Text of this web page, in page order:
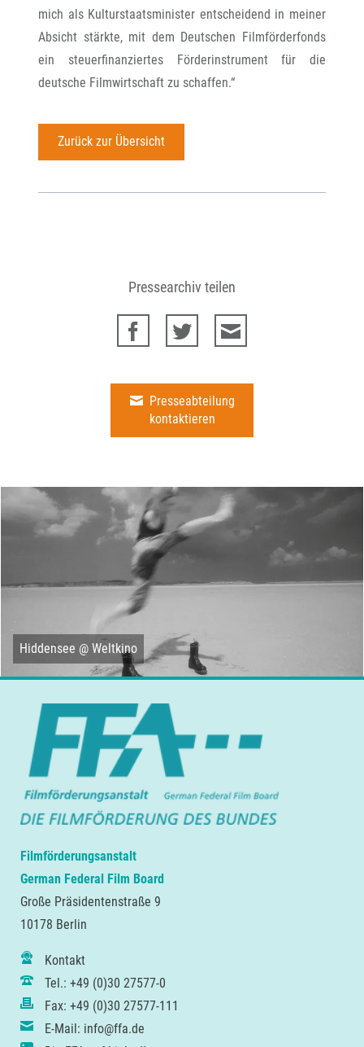
mich als Kulturstaatsminister entscheidend in meiner
Absicht stärkte, mit dem Deutschen Filmförderfonds
ein steuerfinanziertes Förderinstrument für die
deutsche Filmwirtschaft zu schaffen.“
Zurück zur Übersicht
Pressearchiv teilen
Presseabteilung
kontaktieren
Hiddensee @ Weltkino
Filmförderungsanstalt
German Federal Film Board
Große Präsidentenstraße 9
10178 Berlin
Kontakt
Tel.: +49 (0)30 27577-0
Fax: +49 (0)30 27577-111
E-Mail: info@ffa.de